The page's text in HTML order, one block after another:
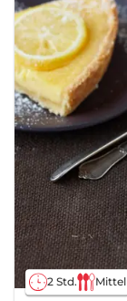
2 Std. Mittel